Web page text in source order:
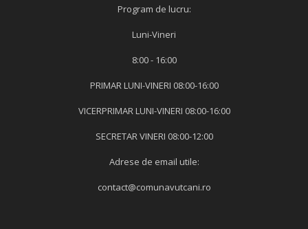
Program de lucru:
Luni-Vineri
8:00 - 16:00
PRIMAR LUNI-VINERI 08:00-16:00
VICERPRIMAR LUNI-VINERI 08:00-16:00
SECRETAR VINERI 08:00-12:00
Adrese de email utile:
contact@comunavutcani.ro